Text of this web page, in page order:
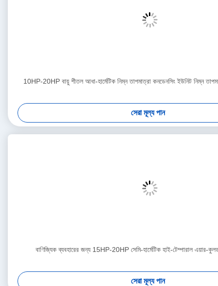
10HP-20HP বায়ু শীতল আধা-হার্মেটিক নিম্ন তাপমাত্রা কনডেনসিং ইউনিট নিম্ন
সেরা মূল্য পান
বাণিজ্যিক ব্যবহারের জন্য 15HP-20HP সেমি-হার্মেটিক হাই-টেম্পারাল এয়ার-
সেরা মূল্য পান